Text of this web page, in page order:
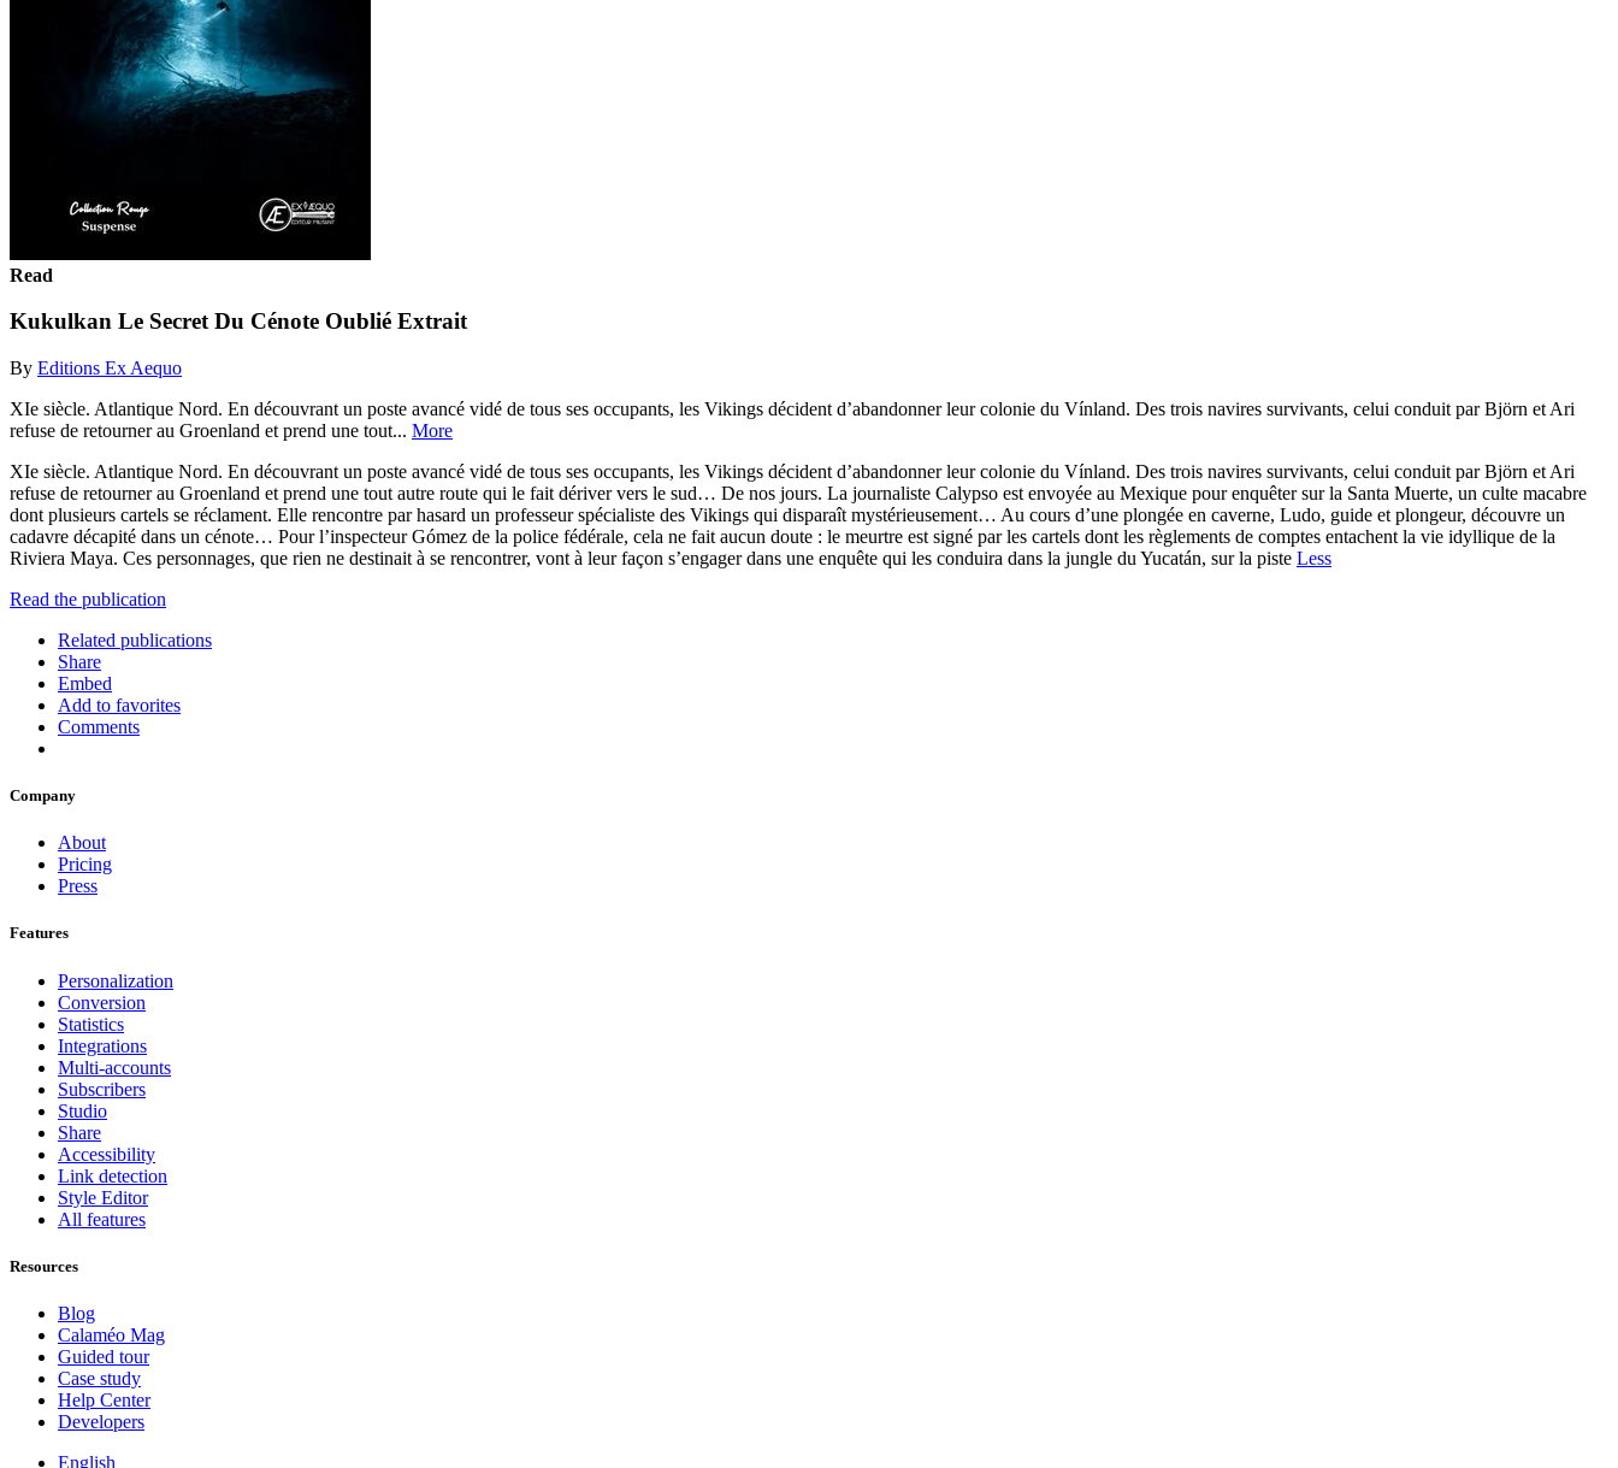
Read
Kukulkan Le Secret Du Cénote Oublié Extrait
By Editions Ex Aequo
XIe siècle. Atlantique Nord. En découvrant un poste avancé vidé de tous ses occupants, les Vikings décident d’abandonner leur colonie du Vínland. Des trois navires survivants, celui conduit par Björn et Ari
refuse de retourner au Groenland et prend une tout... More
XIe siècle. Atlantique Nord. En découvrant un poste avancé vidé de tous ses occupants, les Vikings décident d’abandonner leur colonie du Vínland. Des trois navires survivants, celui conduit par Björn et Ari
refuse de retourner au Groenland et prend une tout autre route qui le fait dériver vers le sud… De nos jours. La journaliste Calypso est envoyée au Mexique pour enquêter sur la Santa Muerte, un culte macabre
dont plusieurs cartels se réclament. Elle rencontre par hasard un professeur spécialiste des Vikings qui disparaît mystérieusement… Au cours d’une plongée en caverne, Ludo, guide et plongeur, découvre un
cadavre décapité dans un cénote… Pour l’inspecteur Gómez de la police fédérale, cela ne fait aucun doute : le meurtre est signé par les cartels dont les règlements de comptes entachent la vie idyllique de la
Riviera Maya. Ces personnages, que rien ne destinait à se rencontrer, vont à leur façon s’engager dans une enquête qui les conduira dans la jungle du Yucatán, sur la piste Less
Read the publication
Related publications
Share
Embed
Add to favorites
Comments
Company
About
Pricing
Press
Features
Personalization
Conversion
Statistics
Integrations
Multi-accounts
Subscribers
Studio
Share
Accessibility
Link detection
Style Editor
All features
Resources
Blog
Calaméo Mag
Guided tour
Case study
Help Center
Developers
English